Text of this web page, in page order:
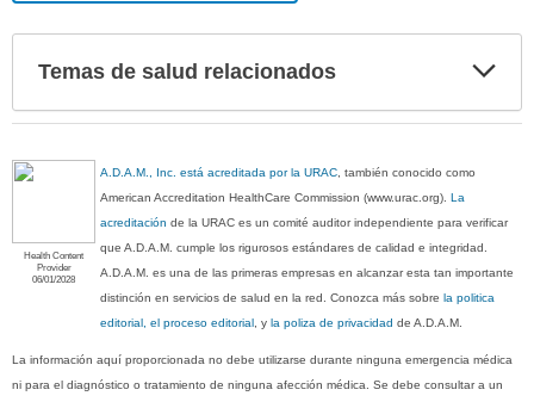
Temas de salud relacionados
Health Content
Provider
06/01/2028
A.D.A.M., Inc. está acreditada por la URAC , también conocido como
American Accreditation HealthCare Commission (www.urac.org).La
acreditación de la URAC es un comité auditor independiente para verificar
que A.D.A.M. cumple los rigurosos estándares de calidad e integridad.
A.D.A.M. es una de las primeras empresas en alcanzar esta tan importante
distinción en servicios de salud en la red. Conozca más sobrela politica
editorial, el proceso editorial , yla poliza de privacidad de A.D.A.M.
La información aquí proporcionada no debe utilizarse durante ninguna emergencia médica
ni para el diagnóstico o tratamiento de ninguna afección médica. Se debe consultar a un